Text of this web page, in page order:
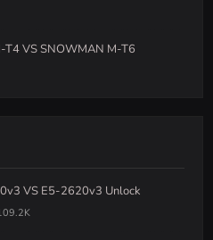
T4 VS SNOWMAN M-T6
VS E5-2620v3 Unlock